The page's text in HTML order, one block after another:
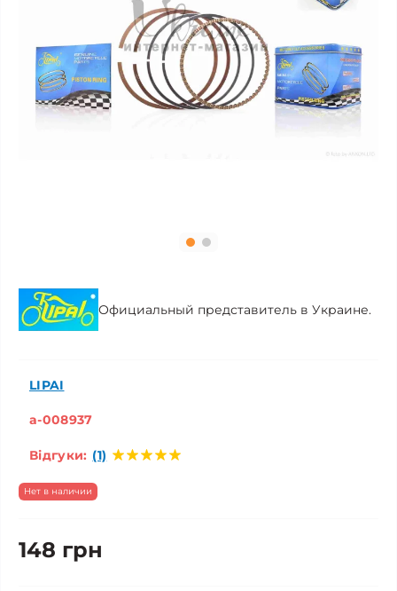
Официальный представитель в Украине.
LIPAI
a-008937
Відгуки: (1)
Нет в наличии
148 грн